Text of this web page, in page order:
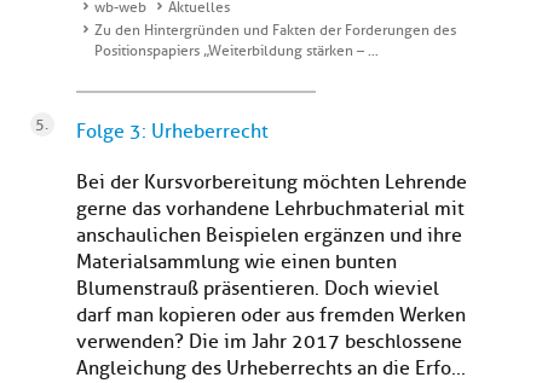
wb-web
Aktuelles
Zu den Hintergründen und Fakten der Forderungen des
Positionspapiers „Weiterbildung stärken – …
Folge 3: Urheberrecht
Bei der Kursvorbereitung möchten Lehrende
gerne das vorhandene Lehrbuchmaterial mit
anschaulichen Beispielen ergänzen und ihre
Materialsammlung wie einen bunten
Blumenstrauß präsentieren. Doch wieviel
darf man kopieren oder aus fremden Werken
verwenden? Die im Jahr 2017 beschlossene
Angleichung des Urheberrechts an die Erfo...